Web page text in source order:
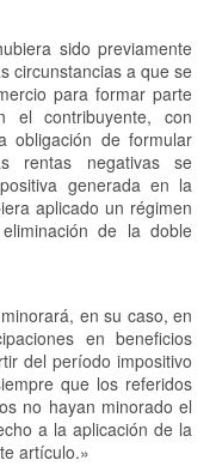
sido previamente
circunstancias a que se
para formar parte
el contribuyente, con
obligación de formular
rentas negativas se
generada en la
aplicado un régimen
de la doble
en su caso, en
en beneficios
del período impositivo
que los referidos
no hayan minorado el
a la aplicación de la
artículo.»